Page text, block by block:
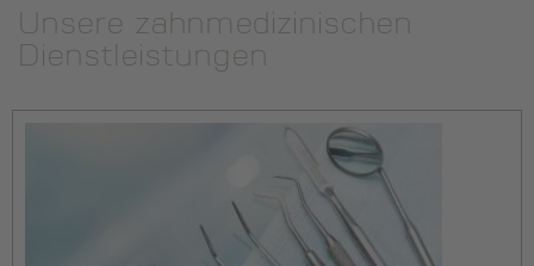
Unsere zahnmedizinischen
Dienstleistungen